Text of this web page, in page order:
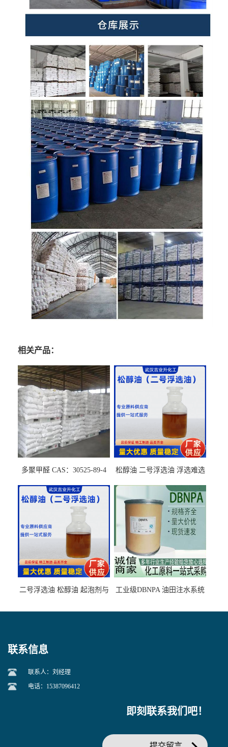
相关产品：
多聚甲醛 CAS：30525-89-4
松醇油 二号浮选油 浮选难选
二号浮选油 松醇油 起泡剂与
工业级DBNPA 油田注水系统
联系信息
联系人：刘经理
电话：15387096412
即刻联系我们吧！